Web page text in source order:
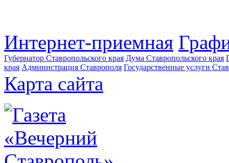
Интернет-приемная
Губернатор Ставропольского края Дума Ставропольского края
края Администрация Ставрополя Государственные услуги
Карта сайта